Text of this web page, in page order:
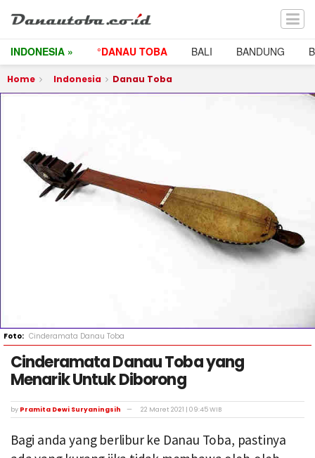
INDONESIA » °DANAU TOBA BALI BANDUNG
Home Indonesia Danau Toba
Cinderamata Danau Toba
Cinderamata Danau Toba yang
Menarik Untuk Diborong
by Pramita Dewi Suryaningsih 22 Maret 2021 | 09:45 WIB
Bagi anda yang berlibur ke Danau Toba, pastinya